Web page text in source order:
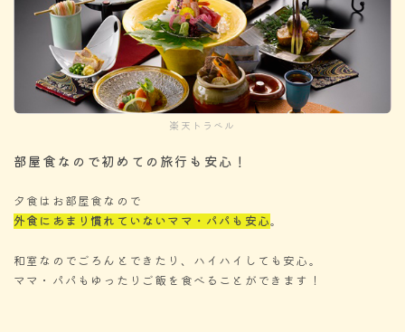
楽天トラベル
部屋食なので初めての旅行も安心！
夕食はお部屋食なので
外食にあまり慣れていないママ・パパも安心。
和室なのでごろんとできたり、ハイハイしても安心。
ママ・パパもゆったりご飯を食べることができます！